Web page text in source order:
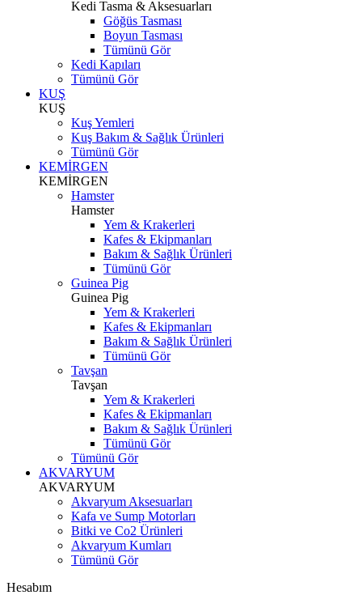
Kedi Tasma & Aksesuarları
Göğüs Tasması
Boyun Tasması
Tümünü Gör
Kedi Kapıları
Tümünü Gör
KUŞ
KUŞ
Kuş Yemleri
Kuş Bakım & Sağlık Ürünleri
Tümünü Gör
KEMİRGEN
KEMİRGEN
Hamster
Hamster
Yem & Krakerleri
Kafes & Ekipmanları
Bakım & Sağlık Ürünleri
Tümünü Gör
Guinea Pig
Guinea Pig
Yem & Krakerleri
Kafes & Ekipmanları
Bakım & Sağlık Ürünleri
Tümünü Gör
Tavşan
Tavşan
Yem & Krakerleri
Kafes & Ekipmanları
Bakım & Sağlık Ürünleri
Tümünü Gör
Tümünü Gör
AKVARYUM
AKVARYUM
Akvaryum Aksesuarları
Kafa ve Sump Motorları
Bitki ve Co2 Ürünleri
Akvaryum Kumları
Tümünü Gör
Hesabım